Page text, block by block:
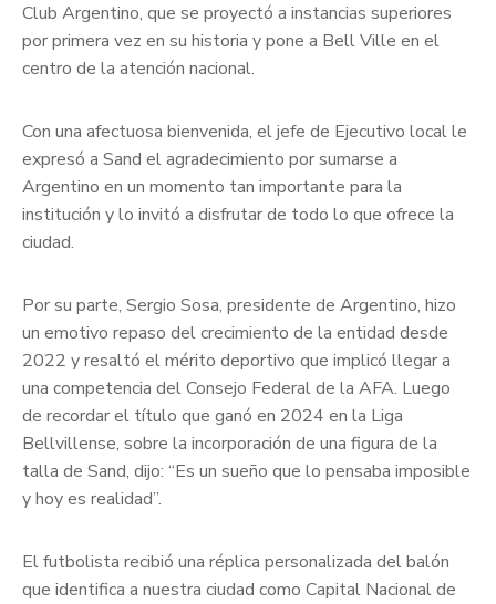
Club Argentino, que se proyectó a instancias superiores
por primera vez en su historia y pone a Bell Ville en el
centro de la atención nacional.
Con una afectuosa bienvenida, el jefe de Ejecutivo local le
expresó a Sand el agradecimiento por sumarse a
Argentino en un momento tan importante para la
institución y lo invitó a disfrutar de todo lo que ofrece la
ciudad.
Por su parte, Sergio Sosa, presidente de Argentino, hizo
un emotivo repaso del crecimiento de la entidad desde
2022 y resaltó el mérito deportivo que implicó llegar a
una competencia del Consejo Federal de la AFA. Luego
de recordar el título que ganó en 2024 en la Liga
Bellvillense, sobre la incorporación de una figura de la
talla de Sand, dijo: “Es un sueño que lo pensaba imposible
y hoy es realidad”.
El futbolista recibió una réplica personalizada del balón
que identifica a nuestra ciudad como Capital Nacional de